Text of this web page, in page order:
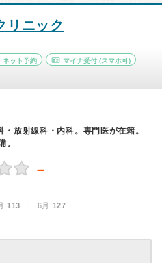
リニック
ネット予約 マイナ受付 (スマホ可)
放射線科・内科。専門医が在籍。
。
－
:113 | 6月:127